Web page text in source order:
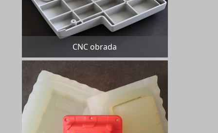
CNC obrada